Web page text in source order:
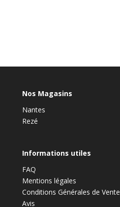
Nos Magasins
Nantes
Rezé
Informations utiles
FAQ
Mentions légales
Conditions Générales de Vente
Avis